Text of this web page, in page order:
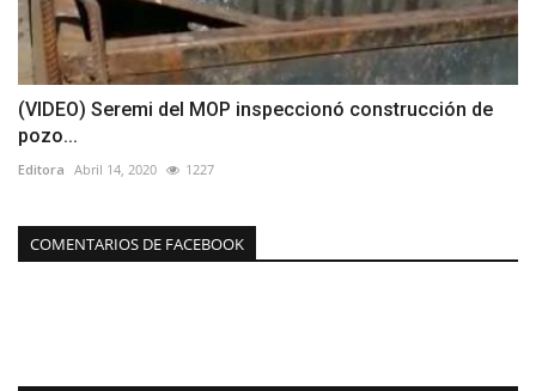
(VIDEO) Seremi del MOP inspeccionó construcción de
pozo...
Editora Abril 14, 2020 1227
COMENTARIOS DE FACEBOOK